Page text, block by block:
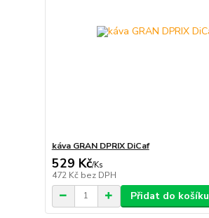
káva GRAN DPRIX DiCaf
529 Kč/Ks
472 Kč bez DPH
Přidat do košíku